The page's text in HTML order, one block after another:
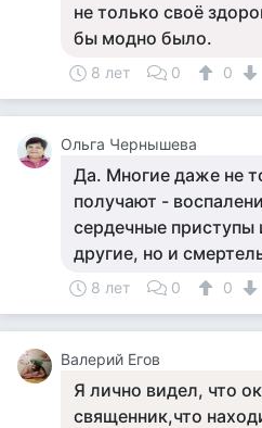
не только своё
бы модно было.
8 лет 0 0
Ольга Чернышева
Да. Многие даже не
получают -
сердечные приступы
другие, но и
8 лет 0 0
Валерий Егов
Я лично видел, что
священник,что